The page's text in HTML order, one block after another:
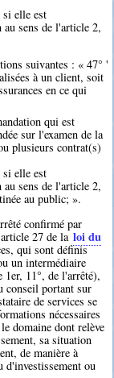
si elle est
au sens de l'article 2,
suivantes : « 47° '
à un client, soit
en ce qui
qui est
sur l'examen de la
plusieurs contrat(s)
si elle est
au sens de l'article 2,
au public; ».
confirmé par
27 de la loi du
qui sont définis
un intermédiaire
1er, 11°, de l'arrêté),
conseil portant sur
de services se
nécessaires
domaine dont relève
sa situation
de manière à
d'investissement ou